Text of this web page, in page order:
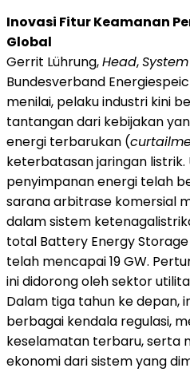
Inovasi Fitur Keamanan
Global
Gerrit Lührung,Head,
Bundesverband
menilai, pelaku industri kini
tantangan dari kebijakan
energi terbarukan (
keterbatasan jaringan listrik.
penyimpanan energi telah
sarana arbitrase komersial
dalam sistem
total Battery Energy
telah mencapai 19 GW.
ini didorong oleh sektor
Dalam tiga tahun ke depan,
berbagai kendala regulasi,
keselamatan terbaru, serta
ekonomi dari sistem yang